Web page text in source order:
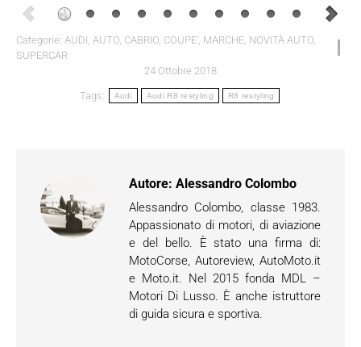
Categorie: AUDI, AUTO, CABRIO, COUPE', MARCHE, NOVITÀ AUTO,
SUPERCAR
24 Ottobre 2018
Tags: Audi Audi R8 restyling R8 restyling
Autore: Alessandro Colombo
Alessandro Colombo, classe 1983.
Appassionato di motori, di aviazione
e del bello. È stato una firma di:
MotoCorse, Autoreview, AutoMoto.it
e Moto.it. Nel 2015 fonda MDL –
Motori Di Lusso. È anche istruttore
di guida sicura e sportiva.